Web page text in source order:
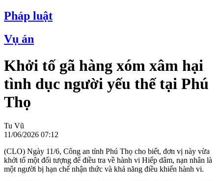
Pháp luật
Vụ án
Khởi tố gã hàng xóm xâm hại
tình dục người yếu thế tại Phú
Thọ
Tu Vũ
11/06/2026 07:12
(CLO) Ngày 11/6, Công an tỉnh Phú Thọ cho biết, đơn vị này vừa
khởi tố một đối tượng để điều tra về hành vi Hiếp dâm, nạn nhân là
một người bị hạn chế nhận thức và khả năng điều khiển hành vi.